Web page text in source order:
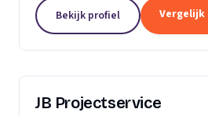
Scholen en Bedrijven.
Bekijk profiel
JB Projectservice